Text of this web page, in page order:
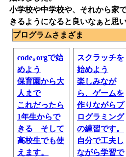
小学校や中学校や、それから家
きるようになると良いなぁと思い
プログラムさまざま
code｡orgで始
めよう
保育園から大
人まで
これだったら
1年生からで
きる そして
高校生でも使
えます。
スクラッチを
始めよう
楽しみなが
ら、ゲームを
作りながらプ
ログラミング
の練習です。
自分で工夫し
ながら学習で